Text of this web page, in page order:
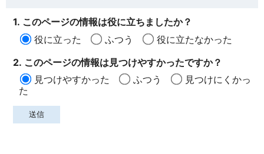
1. このページの情報は役に立ちましたか？
役に立った
ふつう
役に立たなかった
2. このページの情報は見つけやすかったですか？
見つけやすかった
ふつう
見つけにくかっ
た